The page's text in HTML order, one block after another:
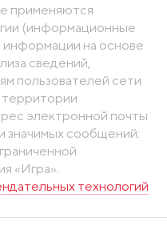
применяются
(информационные
информации на основе
сведений,
пользователей сети
электронной почты
значимых сообщений:
«Игра».
технологий